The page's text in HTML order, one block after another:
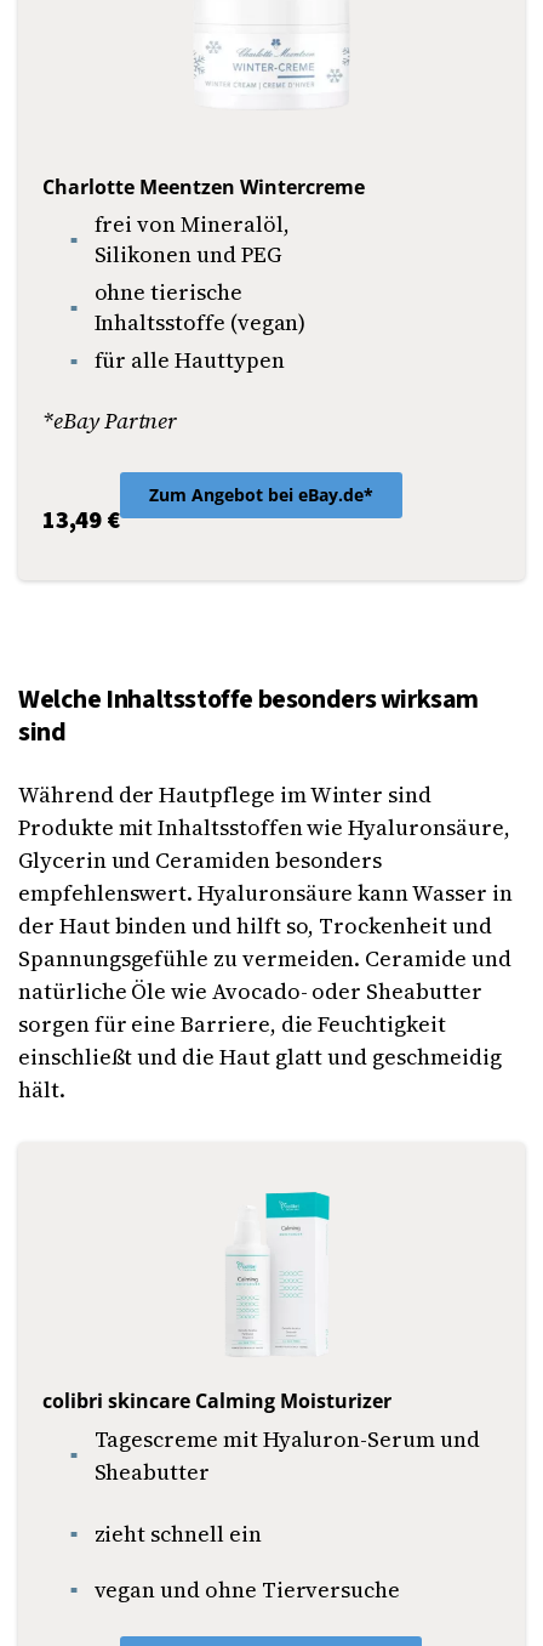
Charlotte Meentzen Wintercreme
frei von Mineralöl,
Silikonen und PEG
ohne tierische
Inhaltsstoffe (vegan)
für alle Hauttypen
*eBay Partner
13,49 €
Zum Angebot bei eBay.de*
Welche Inhaltsstoffe besonders wirksam
sind
Während der Hautpflege im Winter sind
Produkte mit Inhaltsstoffen wie Hyaluronsäure,
Glycerin und Ceramiden besonders
empfehlenswert. Hyaluronsäure kann Wasser in
der Haut binden und hilft so, Trockenheit und
Spannungsgefühle zu vermeiden. Ceramide und
natürliche Öle wie Avocado- oder Sheabutter
sorgen für eine Barriere, die Feuchtigkeit
einschließt und die Haut glatt und geschmeidig
hält.
colibri skincare Calming Moisturizer
Tagescreme mit Hyaluron-Serum und
Sheabutter
zieht schnell ein
vegan und ohne Tierversuche